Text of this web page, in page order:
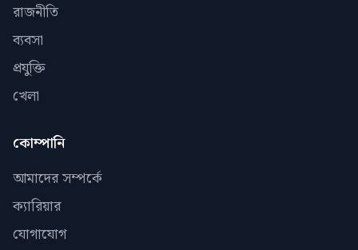
রাজনীতি
ব্যবসা
প্রযুক্তি
খেলা
কোম্পানি
আমাদের সম্পর্কে
ক্যারিয়ার
যোগাযোগ